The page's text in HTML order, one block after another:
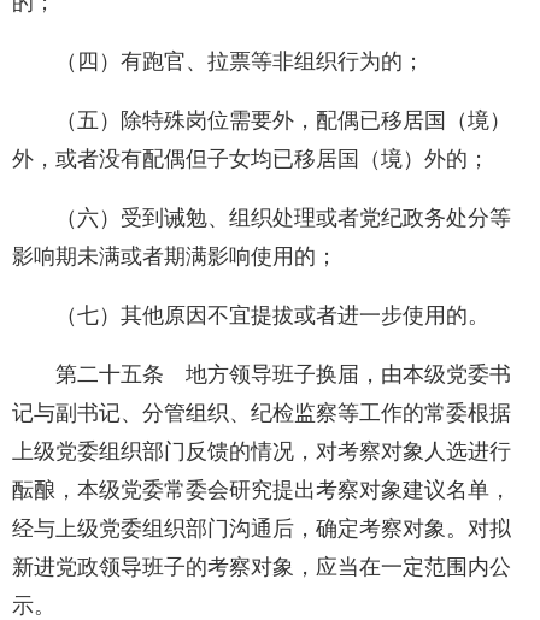
（四）有跑官、拉票等非组织行为的；
（五）除特殊岗位需要外，配偶已移居国（境）
外，或者没有配偶但子女均已移居国（境）外的；
（六）受到诫勉、组织处理或者党纪政务处分等
影响期未满或者期满影响使用的；
（七）其他原因不宜提拔或者进一步使用的。
第二十五条 地方领导班子换届，由本级党委书
记与副书记、分管组织、纪检监察等工作的常委根据
上级党委组织部门反馈的情况，对考察对象人选进行
酝酿，本级党委常委会研究提出考察对象建议名单，
经与上级党委组织部门沟通后，确定考察对象。对拟
新进党政领导班子的考察对象，应当在一定范围内公
示。